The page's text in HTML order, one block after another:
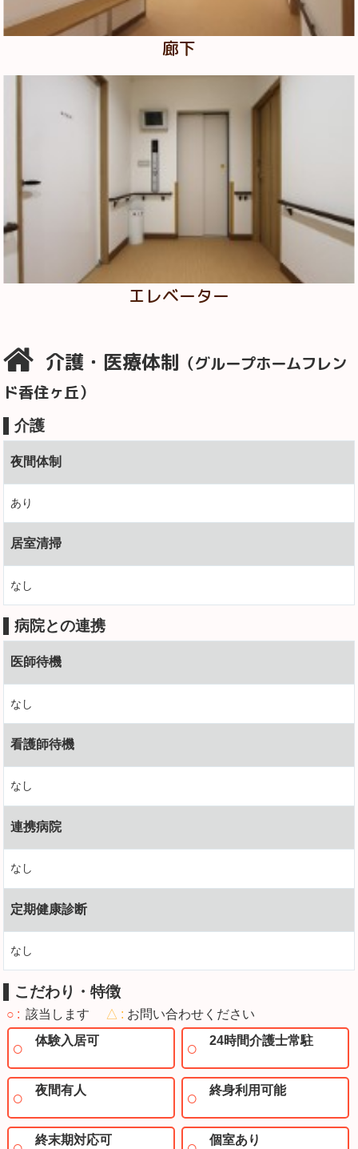
廊下
エレベーター
介護・医療体制 （グループホームフレン
ド香住ヶ丘）
介護
夜間体制
あり
居室清掃
なし
病院との連携
医師待機
なし
看護師待機
なし
連携病院
なし
定期健康診断
なし
こだわり・特徴
○ 該当します △
お問い合わせください
体験入居可
24時間介護士常駐
夜間有人 終身利用可能
終末期対応可 個室あり